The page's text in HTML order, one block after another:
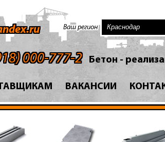
Ваш регион
000-777-2 Бетон -
ВАКАНСИИ